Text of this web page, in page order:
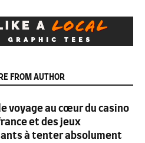
FROM AUTHOR
voyage au cœur du casino
et des jeux
à tenter absolument